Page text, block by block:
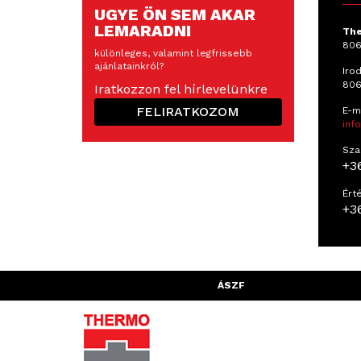
UGYE ÖN SEM AKAR
LEMARADNI
különleges, valamint legfrissebb
ajánlatainkról?
Iratkozzon fel hírlevelünkre
FELIRATKOZOM
E-
ÁSZF